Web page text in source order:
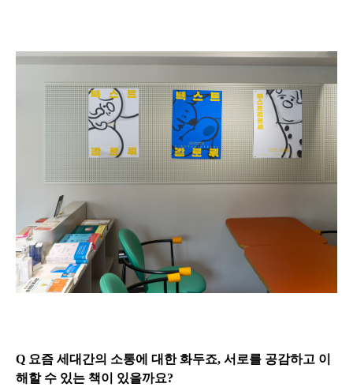
Q 요즘 세대간의 소통에 대한 화두죠, 서로를 공감하고 이
해할 수 있는 책이 있을까요?